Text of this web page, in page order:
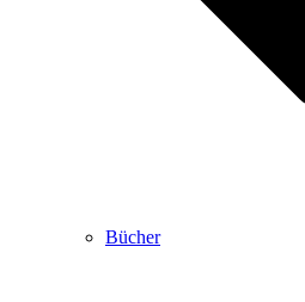
Bücher